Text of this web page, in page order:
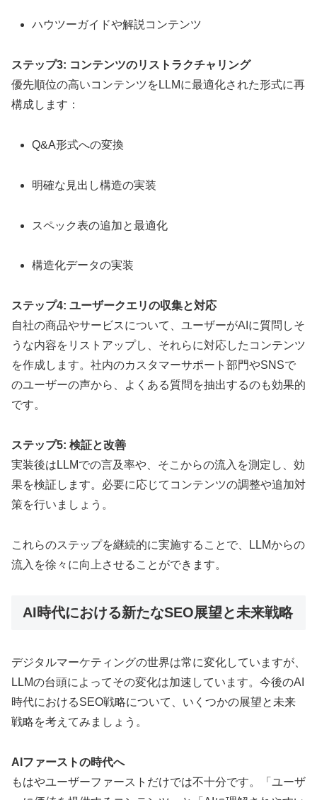
ハウツーガイドや解説コンテンツ
ステップ3: コンテンツのリストラクチャリング
優先順位の高いコンテンツをLLMに最適化された形式に再
構成します：
Q&A形式への変換
明確な見出し構造の実装
スペック表の追加と最適化
構造化データの実装
ステップ4: ユーザークエリの収集と対応
自社の商品やサービスについて、ユーザーがAIに質問しそ
うな内容をリストアップし、それらに対応したコンテンツ
を作成します。社内のカスタマーサポート部門やSNSで
のユーザーの声から、よくある質問を抽出するのも効果的
です。
ステップ5: 検証と改善
実装後はLLMでの言及率や、そこからの流入を測定し、効
果を検証します。必要に応じてコンテンツの調整や追加対
策を行いましょう。
これらのステップを継続的に実施することで、LLMからの
流入を徐々に向上させることができます。
AI時代における新たなSEO展望と未来戦略
デジタルマーケティングの世界は常に変化していますが、
LLMの台頭によってその変化は加速しています。今後のAI
時代におけるSEO戦略について、いくつかの展望と未来
戦略を考えてみましょう。
AIファーストの時代へ
もはやユーザーファーストだけでは不十分です。「ユーザ